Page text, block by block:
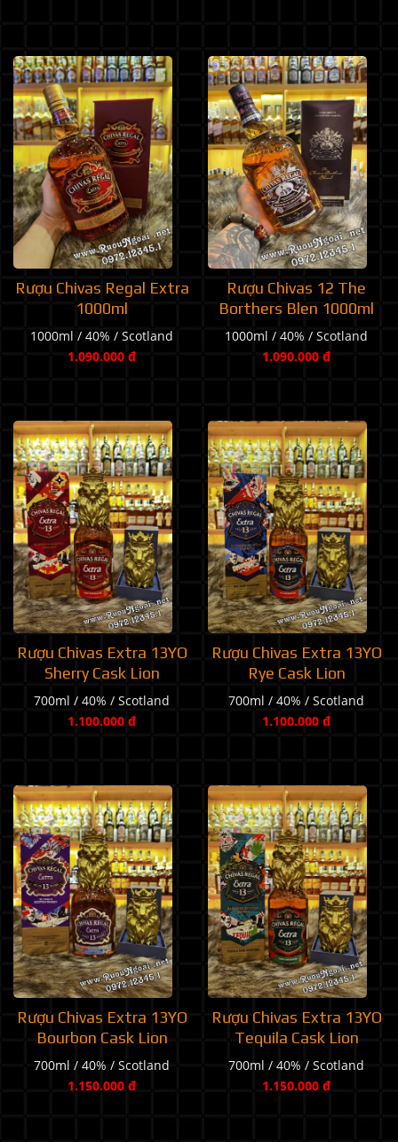
Rượu Chivas Regal Extra
1000ml
1000ml / 40% / Scotland
1.090.000 đ
Rượu Chivas 12 The
Borthers Blen 1000ml
1000ml / 40% / Scotland
1.090.000 đ
Rượu Chivas Extra 13YO
Sherry Cask Lion
700ml / 40% / Scotland
1.100.000 đ
Rượu Chivas Extra 13YO
Rye Cask Lion
700ml / 40% / Scotland
1.100.000 đ
Rượu Chivas Extra 13YO
Bourbon Cask Lion
700ml / 40% / Scotland
1.150.000 đ
Rượu Chivas Extra 13YO
Tequila Cask Lion
700ml / 40% / Scotland
1.150.000 đ